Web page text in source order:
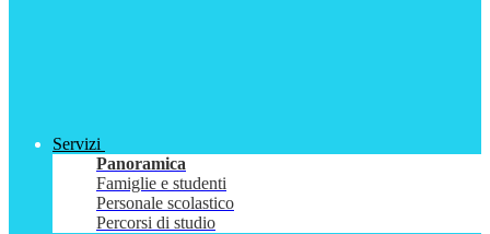
Servizi
Panoramica
Famiglie e studenti
Personale scolastico
Percorsi di studio